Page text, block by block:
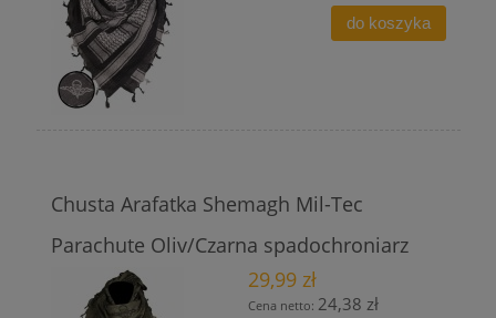
do koszyka
Chusta Arafatka Shemagh Mil-Tec
Parachute Oliv/Czarna spadochroniarz
29,99 zł
Cena netto: 24,38 zł